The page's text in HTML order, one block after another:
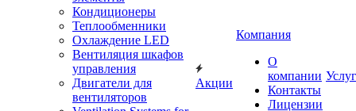
Кондиционеры
Теплообменники
Охлаждение LED
Вентиляция шкафов
управления
Двигатели для
вентиляторов
Акции
Компания
О
компании
Контакты
Лицензии